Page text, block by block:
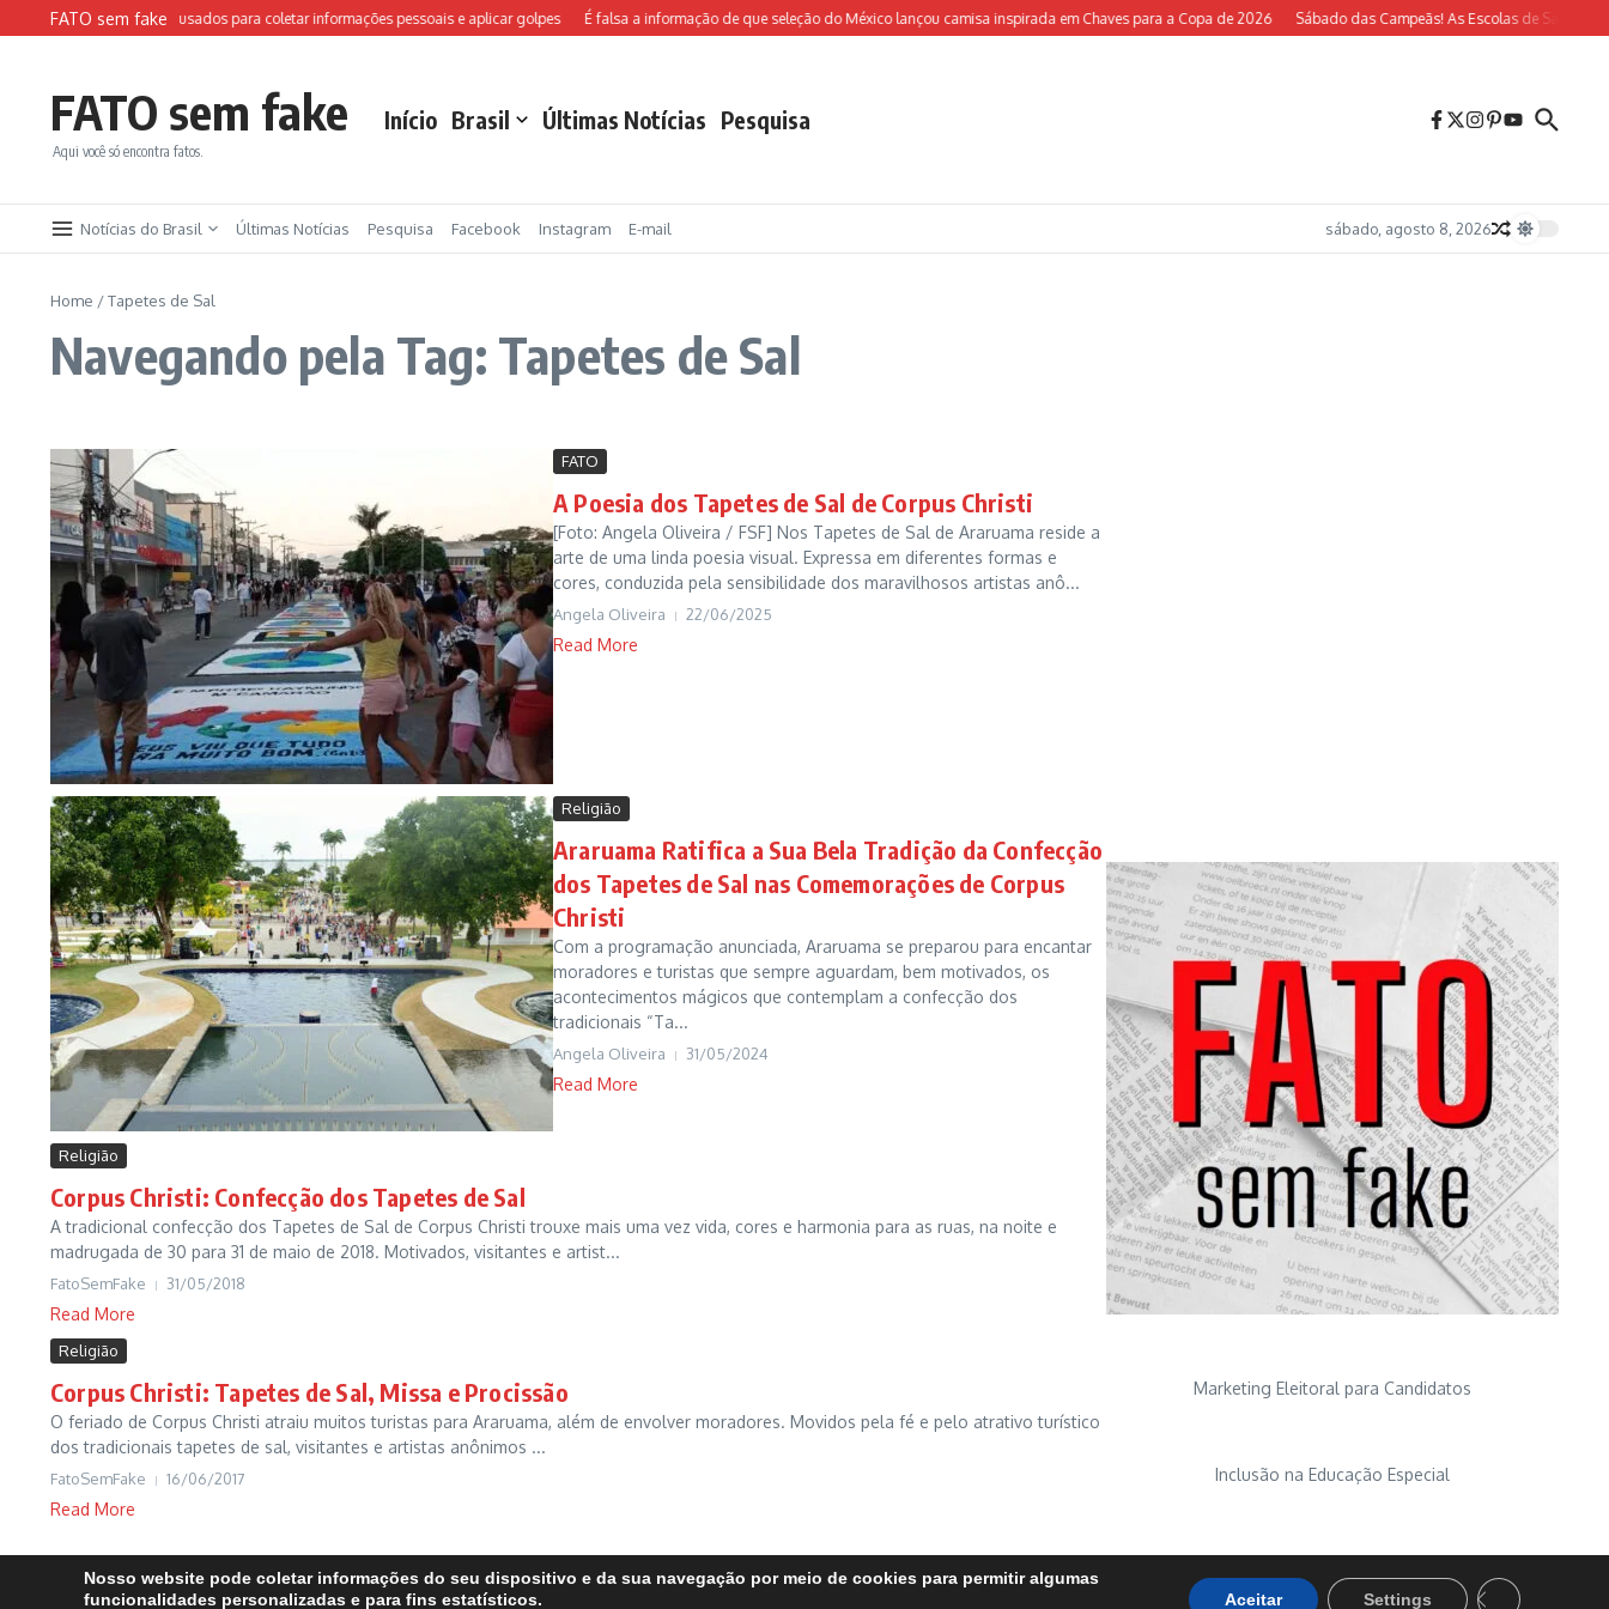
Ir para o conteúdo
FATO sem fake
Sites falsos da FIFA são usados para coletar informações pessoais e aplicar golpes É falsa a informação de que seleção do México lançou camisa inspirada em Chaves para a Copa de 2026 Sábado das Campeãs! As Escolas de Samba do
FATO sem fake
Aqui você só encontra fatos.
Início Brasil Últimas Notícias Pesquisa
Notícias do Brasil Últimas Notícias Pesquisa Facebook Instagram E-mail sábado, agosto 8, 2026
Home /Tapetes de Sal
Navegando pela Tag: Tapetes de Sal
FATO
A Poesia dos Tapetes de Sal de Corpus Christi
[Foto: Angela Oliveira / FSF] Nos Tapetes de Sal de Araruama reside a
arte de uma linda poesia visual. Expressa em diferentes formas e
cores, conduzida pela sensibilidade dos maravilhosos artistas anô...
Angela Oliveira 22/06/2025
Read More
Religião
Araruama Ratifica a Sua Bela Tradição da Confecção
dos Tapetes de Sal nas Comemorações de Corpus
Christi
Com a programação anunciada, Araruama se preparou para encantar
moradores e turistas que sempre aguardam, bem motivados, os
acontecimentos mágicos que contemplam a confecção dos
tradicionais “Ta...
Angela Oliveira 31/05/2024
Read More
Religião
Corpus Christi: Confecção dos Tapetes de Sal
A tradicional confecção dos Tapetes de Sal de Corpus Christi trouxe mais uma vez vida, cores e harmonia para as ruas, na noite e
madrugada de 30 para 31 de maio de 2018. Motivados, visitantes e artist...
FatoSemFake 31/05/2018
Read More
Religião
Corpus Christi: Tapetes de Sal, Missa e Procissão
O feriado de Corpus Christi atraiu muitos turistas para Araruama, além de envolver moradores. Movidos pela fé e pelo atrativo turístico
dos tradicionais tapetes de sal, visitantes e artistas anônimos ...
FatoSemFake 16/06/2017
Read More
Marketing Eleitoral para Candidatos
Inclusão na Educação Especial
Nosso website pode coletar informações do seu dispositivo e da sua navegação por meio de cookies para permitir algumas
funcionalidades personalizadas e para fins estatísticos.
Aceitar Settings Close GDPR